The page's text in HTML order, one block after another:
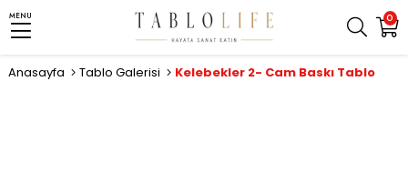
0
MENU
Anasayfa Tablo Galerisi Kelebekler 2- Cam Baskı Tablo